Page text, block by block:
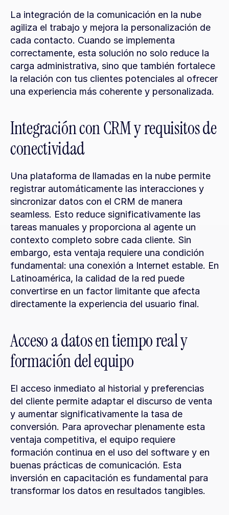
La integración de la comunicación en la nube
agiliza el trabajo y mejora la personalización de
cada contacto. Cuando se implementa
correctamente, esta solución no solo reduce la
carga administrativa, sino que también fortalece
la relación con tus clientes potenciales al ofrecer
una experiencia más coherente y personalizada.
Integración con CRM y requisitos de
conectividad
Una plataforma de llamadas en la nube permite
registrar automáticamente las interacciones y
sincronizar datos con el CRM de manera
seamless. Esto reduce significativamente las
tareas manuales y proporciona al agente un
contexto completo sobre cada cliente. Sin
embargo, esta ventaja requiere una condición
fundamental: una conexión a Internet estable. En
Latinoamérica, la calidad de la red puede
convertirse en un factor limitante que afecta
directamente la experiencia del usuario final.
Acceso a datos en tiempo real y
formación del equipo
El acceso inmediato al historial y preferencias
del cliente permite adaptar el discurso de venta
y aumentar significativamente la tasa de
conversión. Para aprovechar plenamente esta
ventaja competitiva, el equipo requiere
formación continua en el uso del software y en
buenas prácticas de comunicación. Esta
inversión en capacitación es fundamental para
transformar los datos en resultados tangibles.